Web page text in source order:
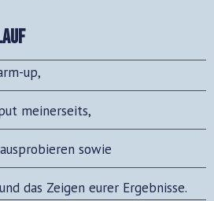
up,
meinerseits,
sowie
das Zeigen eurer Ergebnisse.